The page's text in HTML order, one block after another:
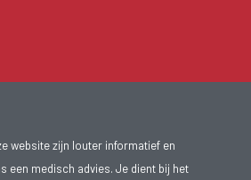
website zijn louter informatief en
een medisch advies. Je dient bij het